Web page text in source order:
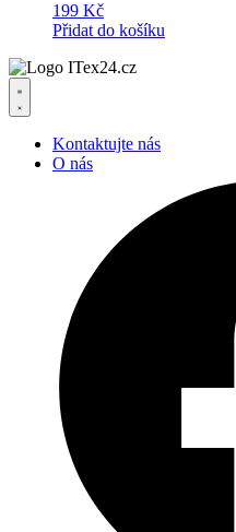
199 Kč
Přidat do košíku
Kontaktujte nás
O nás